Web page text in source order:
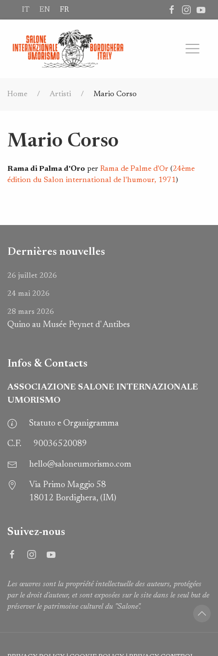
IT EN FR
Home Artisti Mario Corso
Mario Corso
Rama di Palma d'Oro per Rama de Palme d'Or (24ème
édition du Salon international de l'humour, 1971)
Dernières nouvelles
26 juillet 2026
24 mai 2026
28 mars 2026
Quino au Musée Peynet d' Antibes
Infos & Contacts
ASSOCIAZIONE SALONE INTERNAZIONALE
UMORISMO
Statuto e Organigramma
C.F. 90036520089
hello@saloneumorismo.com
Via Primo Maggio 58
18012 Bordighera, (IM)
Suivez-nous
Les œuvres sont la propriété intellectuelle des auteurs, protégées
par le droit d'auteur, et sont exposées sur le site dans le seul but de
préserver le patrimoine culturel du "Salone".